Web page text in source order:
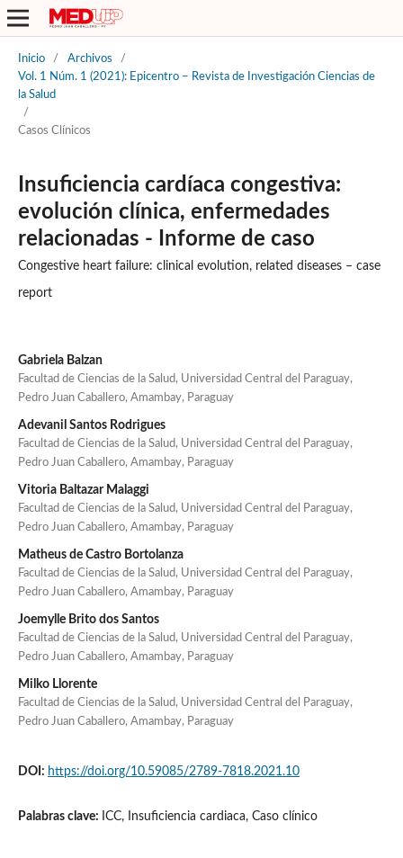
Inicio / Archivos
/
Vol. 1 Núm. 1 (2021): Epicentro – Revista de Investigación Ciencias de
la Salud
/
Casos Clínicos
Insuficiencia cardíaca congestiva:
evolución clínica, enfermedades
relacionadas - Informe de caso
Congestive heart failure: clinical evolution, related diseases – case
report
Gabriela Balzan
Facultad de Ciencias de la Salud, Universidad Central del Paraguay,
Pedro Juan Caballero, Amambay, Paraguay
Adevanil Santos Rodrigues
Facultad de Ciencias de la Salud, Universidad Central del Paraguay,
Pedro Juan Caballero, Amambay, Paraguay
Vitoria Baltazar Malaggi
Facultad de Ciencias de la Salud, Universidad Central del Paraguay,
Pedro Juan Caballero, Amambay, Paraguay
Matheus de Castro Bortolanza
Facultad de Ciencias de la Salud, Universidad Central del Paraguay,
Pedro Juan Caballero, Amambay, Paraguay
Joemylle Brito dos Santos
Facultad de Ciencias de la Salud, Universidad Central del Paraguay,
Pedro Juan Caballero, Amambay, Paraguay
Milko Llorente
Facultad de Ciencias de la Salud, Universidad Central del Paraguay,
Pedro Juan Caballero, Amambay, Paraguay
DOI: https://doi.org/10.59085/2789-7818.2021.10
Palabras clave: ICC, Insuficiencia cardiaca, Caso clínico